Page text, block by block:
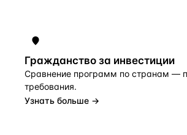
Гражданство за инвестиции
Сравнение программ по странам —
требования.
Узнать больше →